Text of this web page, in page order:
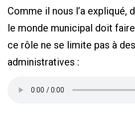
Comme il nous l’a expliqué,
le monde municipal doit
ce rôle ne se limite pas à
administratives :